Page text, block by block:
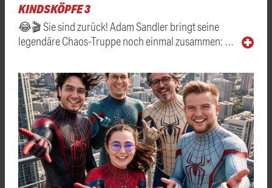
KINDSKÖPFE 3
😂🎬 Sie sind zurück! Adam Sandler bringt seine
legendäre Chaos-Truppe noch einmal zusammen: …